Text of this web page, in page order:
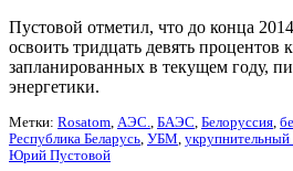
Пустовой отметил, что до конца
освоить тридцать девять процентов
запланированных в текущем году,
энергетики.
Метки: Rosatom, АЭС., БАЭС, Белоруссия,
Республика Беларусь, УБМ,
Юрий Пустовой